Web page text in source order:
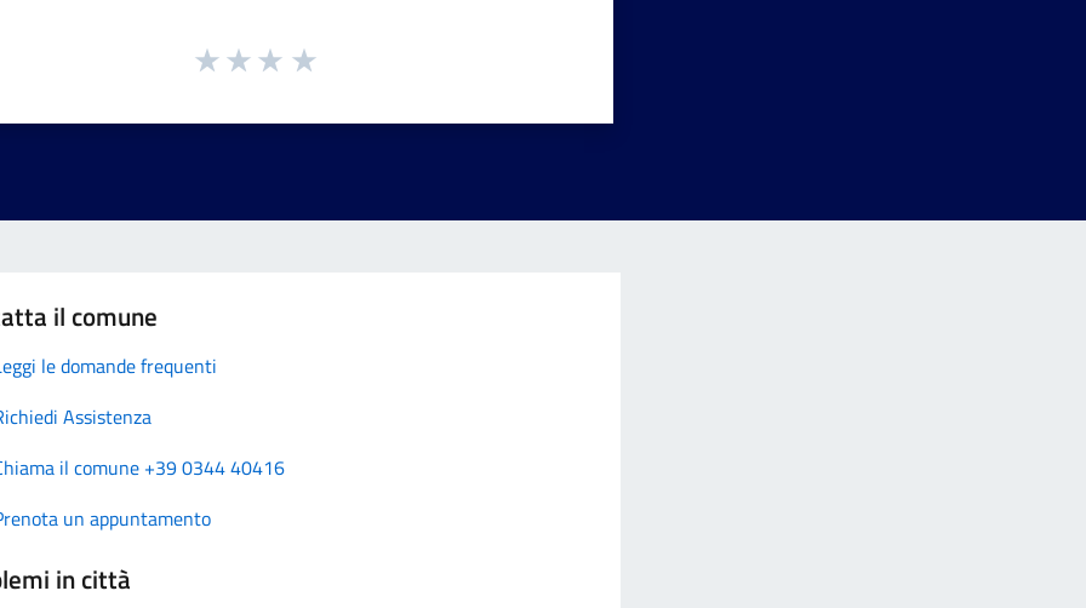
il comune
le domande frequenti
Assistenza
il comune +39 0344 40416
un appuntamento
in città